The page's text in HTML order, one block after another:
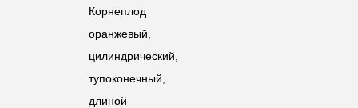
Корнеплод
оранжевый,
цилиндрический,
тупоконечный,
длиной